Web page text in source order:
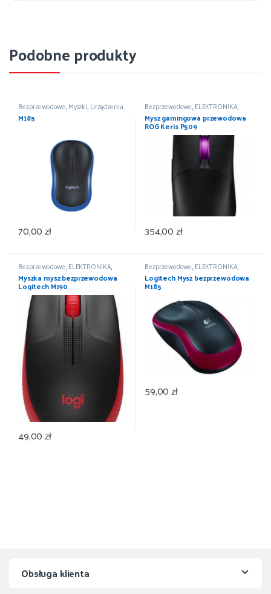
Podobne produkty
Bezprzewodowe, Myszki, Urządzenia
wskazujące
M185
70,00zł
Bezprzewodowe, ELEKTRONIKA,
Komputery,Myszki,Urządzenia
wskazujące
Mysz gamingowa przewodowa
ROG Keris P509
354,00zł
Bezprzewodowe, ELEKTRONIKA,
Komputery,Myszki,Urządzenia
wskazujące
Myszka mysz bezprzewodowa
Logitech M190
49,00zł
Bezprzewodowe, ELEKTRONIKA,
Komputery,Myszki,Urządzenia
wskazujące
Logitech Mysz bezprzewodowa
M185
59,00zł
Obsługa klienta